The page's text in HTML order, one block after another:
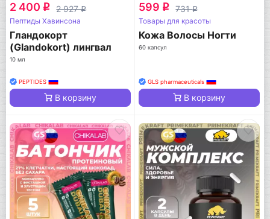
2 400 q 2 927q
Пептиды Хавинсона
Гландокорт
(Glandokort) лингвал
10 мл
PEPTIDES
В корзину
599 q 731q
Товары для красоты
Кожа Волосы Ногти
60 капсул
GLS pharmaceuticals
В корзину